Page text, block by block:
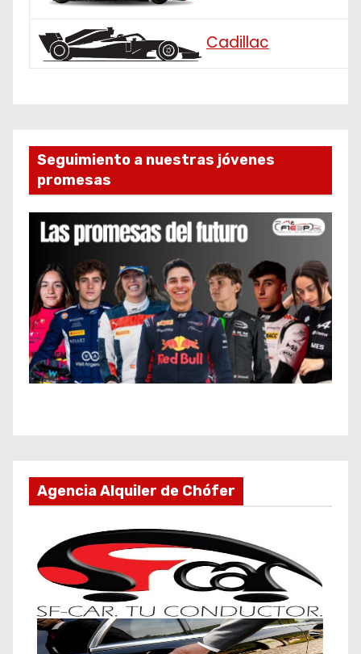
Cadillac
Seguimiento a nuestras jóvenes
promesas
Agencia Alquiler de Chófer